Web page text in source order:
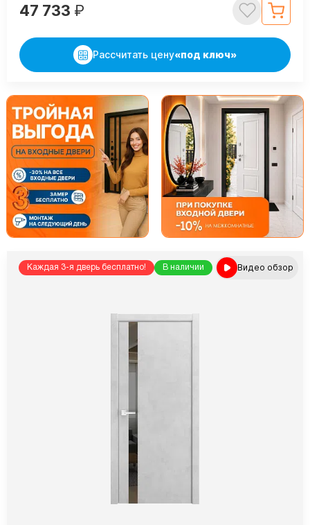
47 733 ₽
Рассчитать цену«под ключ»
Каждая 3-я дверь бесплатно! В наличии Видео обзор